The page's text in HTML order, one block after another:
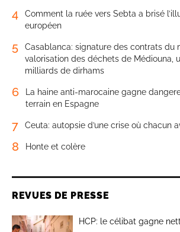
4
Comment la ruée vers Sebta a brisé
européen
5
Casablanca: signature des contrats du
valorisation des déchets de Médiouna,
milliards de dirhams
6
La haine anti-marocaine gagne
terrain en Espagne
7 Ceuta: autopsie d’une crise où chacun
8 Honte et colère
REVUES DE PRESSE
HCP: le célibat gagne